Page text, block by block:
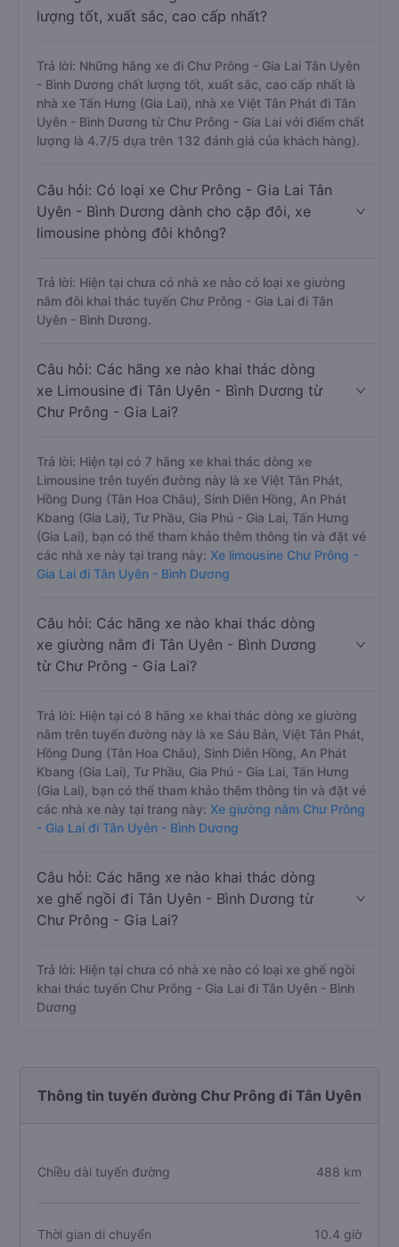
lượng tốt, xuất sắc, cao cấp nhất?
Trả lời: Những hãng xe đi Chư Prông - Gia Lai Tân Uyên
- Bình Dương chất lượng tốt, xuất sắc, cao cấp nhất là
nhà xe Tấn Hưng (Gia Lai), nhà xe Việt Tân Phát đi Tân
Uyên - Bình Dương từ Chư Prông - Gia Lai với điểm chất
lượng là 4.7/5 dựa trên 132 đánh giá của khách hàng).
Câu hỏi: Có loại xe Chư Prông - Gia Lai Tân
Uyên - Bình Dương dành cho cặp đôi, xe
limousine phòng đôi không?
Trả lời: Hiện tại chưa có nhà xe nào có loại xe giường
nằm đôi khai thác tuyến Chư Prông - Gia Lai đi Tân
Uyên - Bình Dương.
Câu hỏi: Các hãng xe nào khai thác dòng
xe Limousine đi Tân Uyên - Bình Dương từ
Chư Prông - Gia Lai?
Trả lời: Hiện tại có 7 hãng xe khai thác dòng xe
Limousine trên tuyến đường này là xe Việt Tân Phát,
Hồng Dung (Tân Hoa Châu), Sinh Diên Hồng, An Phát
Kbang (Gia Lai), Tư Phầu, Gia Phú - Gia Lai, Tấn Hưng
(Gia Lai), bạn có thể tham khảo thêm thông tin và đặt vé
các nhà xe này tại trang này: Xe limousine Chư Prông -
Gia Lai đi Tân Uyên - Bình Dương
Câu hỏi: Các hãng xe nào khai thác dòng
xe giường nằm đi Tân Uyên - Bình Dương
từ Chư Prông - Gia Lai?
Trả lời: Hiện tại có 8 hãng xe khai thác dòng xe giường
nằm trên tuyến đường này là xe Sáu Bản, Việt Tân Phát,
Hồng Dung (Tân Hoa Châu), Sinh Diên Hồng, An Phát
Kbang (Gia Lai), Tư Phầu, Gia Phú - Gia Lai, Tấn Hưng
(Gia Lai), bạn có thể tham khảo thêm thông tin và đặt vé
các nhà xe này tại trang này: Xe giường nằm Chư Prông
- Gia Lai đi Tân Uyên - Bình Dương
Câu hỏi: Các hãng xe nào khai thác dòng
xe ghế ngồi đi Tân Uyên - Bình Dương từ
Chư Prông - Gia Lai?
Trả lời: Hiện tại chưa có nhà xe nào có loại xe ghế ngồi
khai thác tuyến Chư Prông - Gia Lai đi Tân Uyên - Bình
Dương
Thông tin tuyến đường Chư Prông đi Tân Uyên
Chiều dài tuyến đường 488 km
Thời gian di chuyển 10.4 giờ